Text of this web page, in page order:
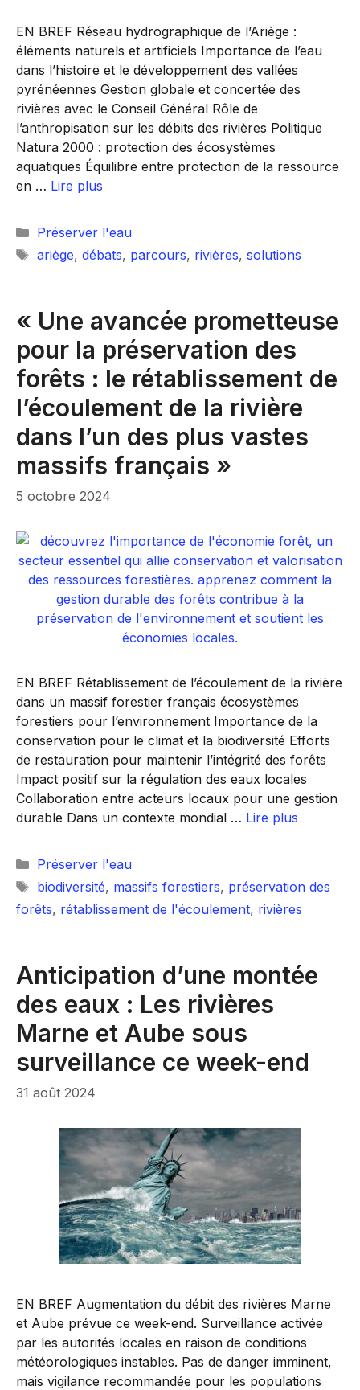
EN BREF Réseau hydrographique de l’Ariège :
éléments naturels et artificiels Importance de l’eau
dans l’histoire et le développement des vallées
pyrénéennes Gestion globale et concertée des
rivières avec le Conseil Général Rôle de
l’anthropisation sur les débits des rivières Politique
Natura 2000 : protection des écosystèmes
aquatiques Équilibre entre protection de la ressource
en … Lire plus
Catégories
Préserver l'eau
Étiquettes
ariège, débats, parcours, rivières, solutions
« Une avancée prometteuse
pour la préservation des
forêts : le rétablissement de
l’écoulement de la rivière
dans l’un des plus vastes
massifs français »
5 octobre 2024
EN BREF Rétablissement de l’écoulement de la rivière
dans un massif forestier français écosystèmes
forestiers pour l’environnement Importance de la
conservation pour le climat et la biodiversité Efforts
de restauration pour maintenir l’intégrité des forêts
Impact positif sur la régulation des eaux locales
Collaboration entre acteurs locaux pour une gestion
durable Dans un contexte mondial … Lire plus
Catégories
Préserver l'eau
Étiquettes
biodiversité, massifs forestiers, préservation des
forêts, rétablissement de l'écoulement, rivières
Anticipation d’une montée
des eaux : Les rivières
Marne et Aube sous
surveillance ce week-end
31 août 2024
EN BREF Augmentation du débit des rivières Marne
et Aube prévue ce week-end. Surveillance activée
par les autorités locales en raison de conditions
météorologiques instables. Pas de danger imminent,
mais vigilance recommandée pour les populations